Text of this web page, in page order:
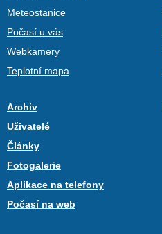
Meteostanice
Počasí u vás
Webkamery
Teplotní mapa
Archiv
Uživatelé
Články
Fotogalerie
Aplikace na telefony
Počasí na web